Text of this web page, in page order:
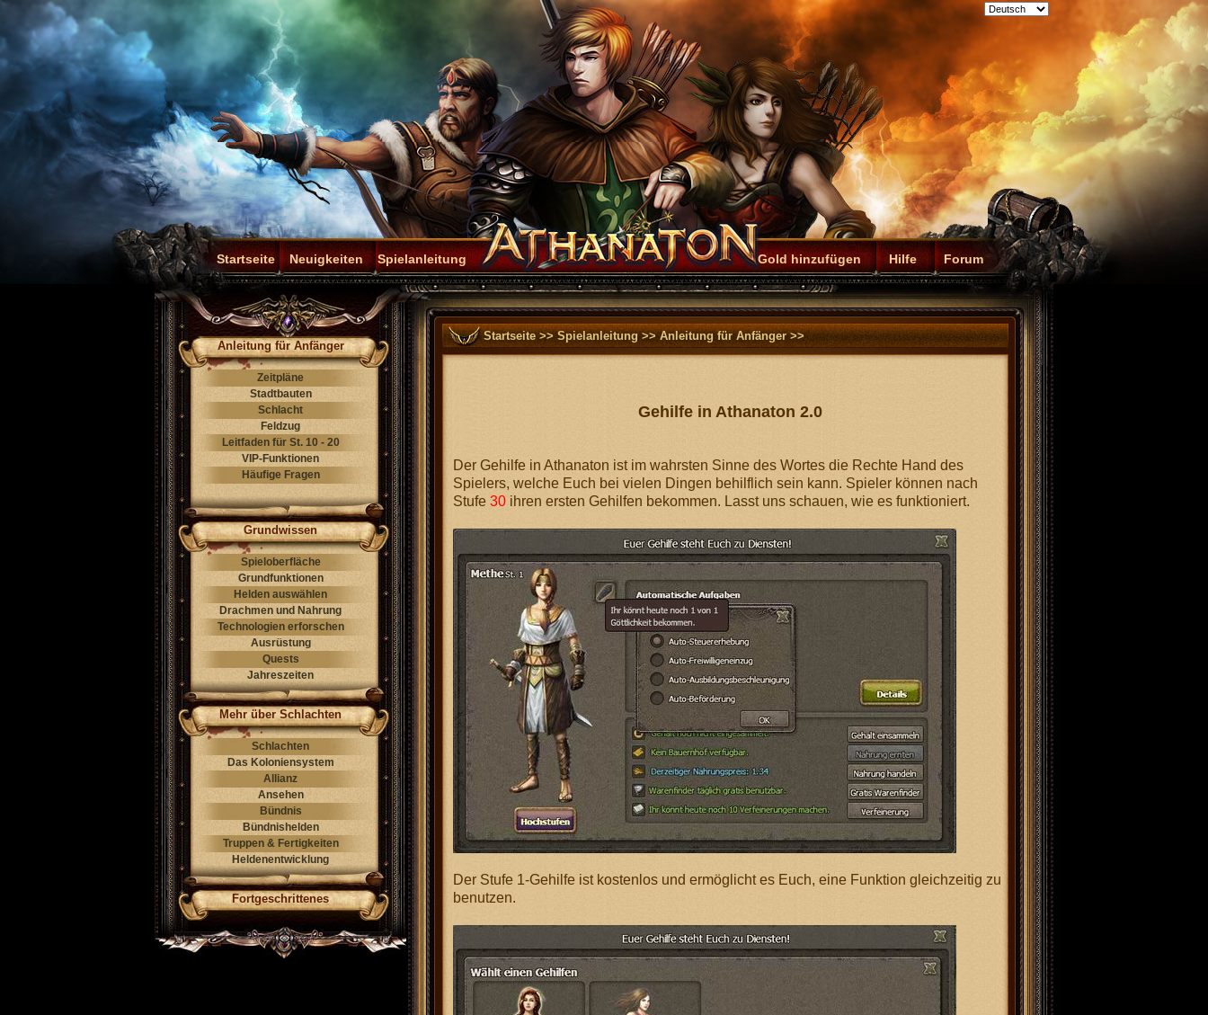
Startseite Neuigkeiten Spielanleitung Gold hinzufügen Hilfe Forum
Anleitung für Anfänger
Zeitpläne
Stadtbauten
Schlacht
Feldzug
Leitfaden für St. 10 - 20
VIP-Funktionen
Häufige Fragen
Grundwissen
Spieloberfläche
Grundfunktionen
Helden auswählen
Drachmen und Nahrung
Technologien erforschen
Ausrüstung
Quests
Jahreszeiten
Mehr über Schlachten
Schlachten
Das Koloniensystem
Allianz
Ansehen
Bündnis
Bündnishelden
Truppen & Fertigkeiten
Heldenentwicklung
Fortgeschrittenes
Startseite>>Spielanleitung>>Anleitung für Anfänger>>
Gehilfe in Athanaton 2.0
Der Gehilfe in Athanaton ist im wahrsten Sinne des Wortes die Rechte Hand des
Spielers, welche Euch bei vielen Dingen behilflich sein kann. Spieler können nach
Stufe 30 ihren ersten Gehilfen bekommen. Lasst uns schauen, wie es funktioniert.
Der Stufe 1-Gehilfe ist kostenlos und ermöglicht es Euch, eine Funktion gleichzeitig zu
benutzen.